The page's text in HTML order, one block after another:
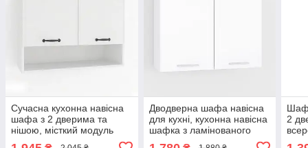
Сучасна кухонна навісна
шафа з 2 дверима та
нішою, місткий модуль
Дводверна шафа навісна
для кухні, кухонна навісна
шафка з ламінованого
2